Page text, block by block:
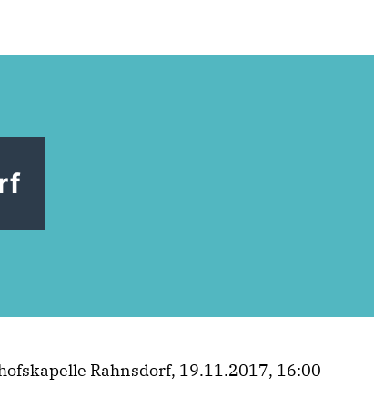
Rahnsdorf, 19.11.2017, 16:00